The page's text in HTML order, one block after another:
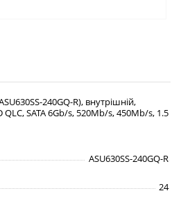
240GQ-R), внутрішній,
SATA 6Gb/s, 520Mb/s, 450Mb/s, 1.5
ASU630SS-240GQ-R
24